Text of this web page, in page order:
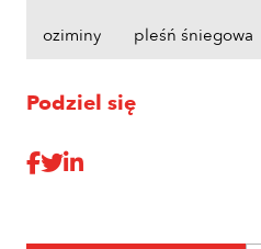
oziminy pleśń śniegowa
Podziel się